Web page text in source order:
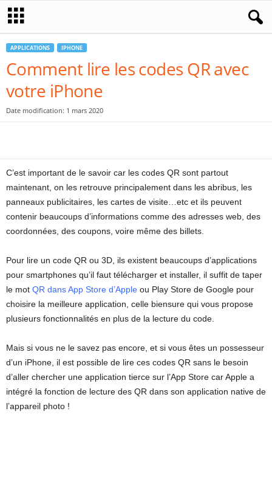
APPLICATIONS IPHONE
Comment lire les codes QR avec
votre iPhone
Date modification: 1 mars 2020
C’est important de le savoir car les codes QR sont partout
maintenant, on les retrouve principalement dans les abribus, les
panneaux publicitaires, les cartes de visite…etc et ils peuvent
contenir beaucoups d’informations comme des adresses web, des
coordonnées, des coupons, voire même des billets.
Pour lire un code QR ou 3D, ils existent beaucoups d’applications
pour smartphones qu’il faut télécharger et installer, il suffit de taper
le mot QR dans App Store d’Apple ou Play Store de Google pour
choisire la meilleure application, celle biensure qui vous propose
plusieurs fonctionnalités en plus de la lecture du code.
Mais si vous ne le savez pas encore, et si vous êtes un possesseur
d’un iPhone, il est possible de lire ces codes QR sans le besoin
d’aller chercher une application tierce sur l’App Store car Apple a
intégré la fonction de lecture des QR dans son application native de
l’appareil photo !